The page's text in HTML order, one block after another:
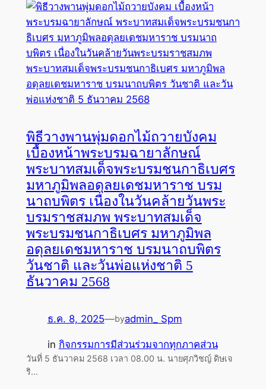
พิธีวางพานพุ่มดอกไม้ถวายบังคม
เบื้องหน้าพระบรมฉายาลักษณ์
พระบาทสมเด็จพระบรมชนกาธิเบศร
มหาภูมิพลอดุลยเดชมหาราช บรม
นาถบพิตร เนื่องในวันคล้ายวันพระ
บรมราชสมภพ พระบาทสมเด็จ
พระบรมชนกาธิเบศร มหาภูมิพล
อดุลยเดชมหาราช บรมนาถบพิตร
วันชาติ และวันพ่อแห่งชาติ 5
ธันวาคม 2568
ธ.ค. 8, 2025—byadmin_ Spm
in กิจกรรมการมีส่วนร่วมจากทุกภาคส่วน
วันที่ 5 ธันวาคม 2568 เวลา 08.00 น. นายศุภวิชญ์ ดิษเจ
ริ…